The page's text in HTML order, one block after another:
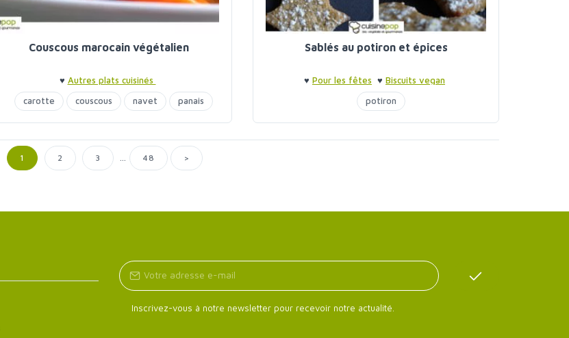
Couscous marocain végétalien
♥ Autres plats cuisinés
carotte
couscous navet panais
Sablés au potiron et épices
♥ Pour les fêtes ♥ Biscuits vegan
potiron
1 2 3 ... 48 >
Inscrivez-vous à notre newsletter pour recevoir notre actualité.